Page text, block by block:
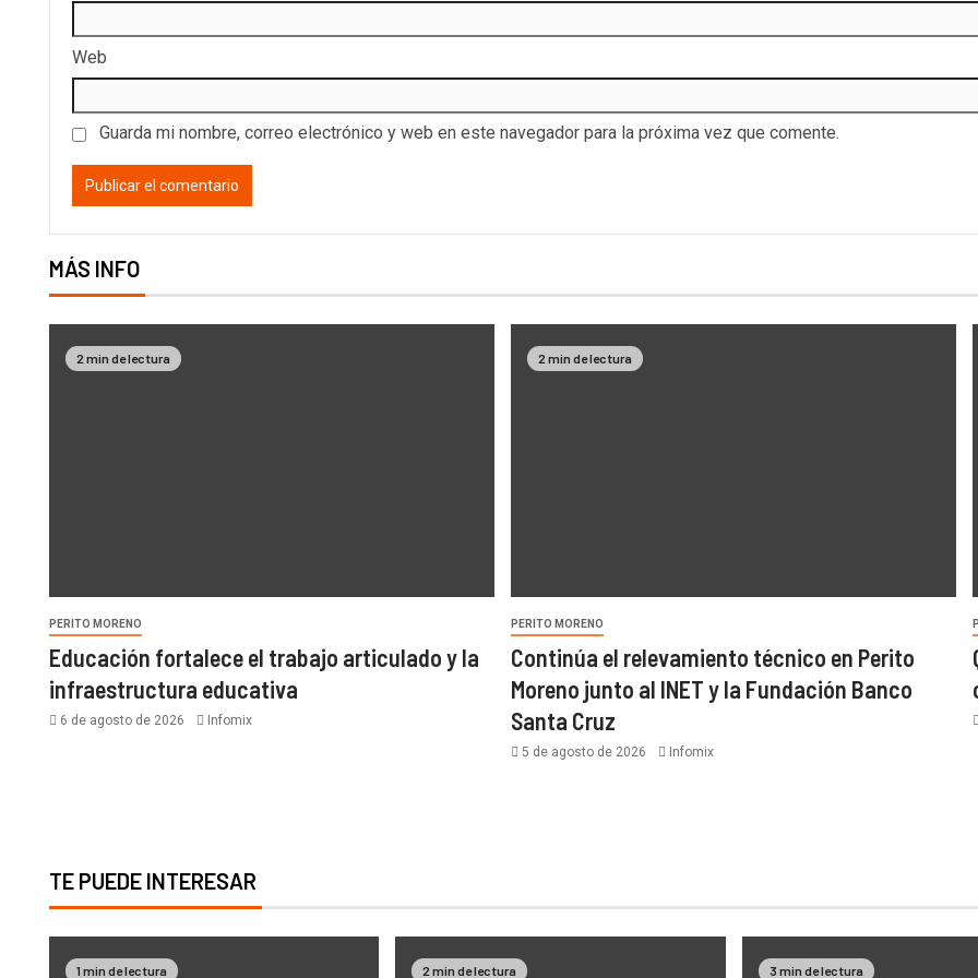
Web
Guarda mi nombre, correo electrónico y web en este navegador para la próxima vez que comente.
MÁS INFO
2 min de lectura
PERITO MORENO
Educación fortalece el trabajo articulado y la
infraestructura educativa
6 de agosto de 2026 Infomix
2 min de lectura
PERITO MORENO
Continúa el relevamiento técnico en Perito
Moreno junto al INET y la Fundación Banco
Santa Cruz
5 de agosto de 2026 Infomix
TE PUEDE INTERESAR
1 min de lectura 2 min de lectura 3 min de lectura